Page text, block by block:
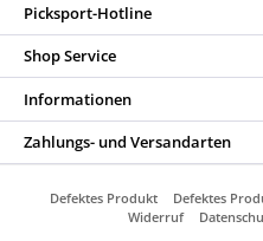
Picksport-Hotline
Shop Service
Informationen
Zahlungs- und Versandarten
Defektes Produkt Defektes
Widerruf